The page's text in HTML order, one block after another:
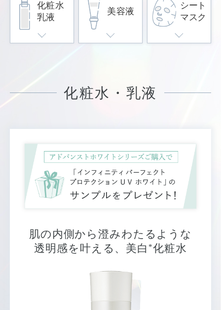
化粧水
乳液
美容液
シート
マスク
化粧水・乳液
肌の内側から澄みわたるような
透明感を叶える、美白 *化粧水